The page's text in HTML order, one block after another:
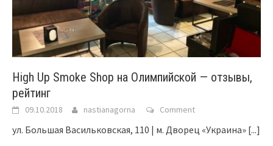
High Up Smoke Shop на Олимпийской — отзывы,
рейтинг
09.10.2018 nastianagorna Comment
ул. Большая Васильковская, 110 | м. Дворец «Украина» [...]